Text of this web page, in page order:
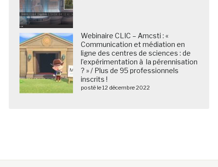
Webinaire CLIC – Amcsti : «
Communication et médiation en
ligne des centres de sciences : de
l’expérimentation à la pérennisation
? » / Plus de 95 professionnels
inscrits !
posté le 12 décembre 2022